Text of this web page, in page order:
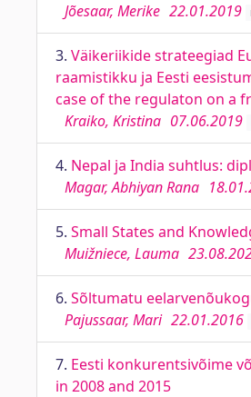
Jõesaar, Merike 22.01.2019
3. Väikeriikide strateegiad
raamistikku ja Eesti
case of the regulaton on a
Kraiko, Kristina 07.06.2019
4. Nepal ja India suhtlus:
Magar, Abhiyan Rana
5. Small States and
Muižniece, Lauma
6. Sõltumatu
Pajussaar, Mari 22.01.2016
7. Eesti konkurentsivõime
in 2008 and 2015